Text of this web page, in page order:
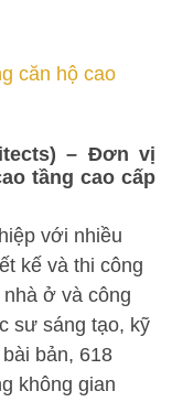
căn hộ cao
– Đơn vị
tầng cao cấp
với nhiều
kế và thi công
ở và công
sư sáng tạo, kỹ
bản, 618
không gian